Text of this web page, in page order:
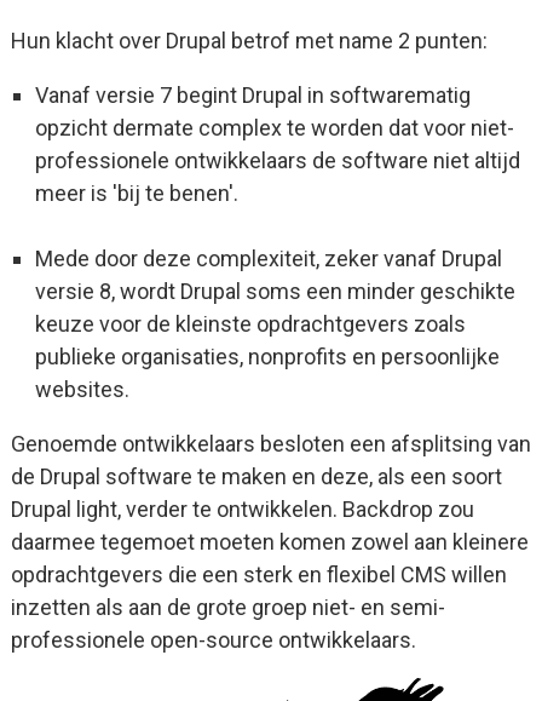
Hun klacht over Drupal betrof met name 2 punten:
Vanaf versie 7 begint Drupal in softwarematig
opzicht dermate complex te worden dat voor niet-
professionele ontwikkelaars de software niet altijd
meer is 'bij te benen'.
Mede door deze complexiteit, zeker vanaf Drupal
versie 8, wordt Drupal soms een minder geschikte
keuze voor de kleinste opdrachtgevers zoals
publieke organisaties, nonprofits en persoonlijke
websites.
Genoemde ontwikkelaars besloten een afsplitsing van
de Drupal software te maken en deze, als een soort
Drupal light, verder te ontwikkelen. Backdrop zou
daarmee tegemoet moeten komen zowel aan kleinere
opdrachtgevers die een sterk en flexibel CMS willen
inzetten als aan de grote groep niet- en semi-
professionele open-source ontwikkelaars.